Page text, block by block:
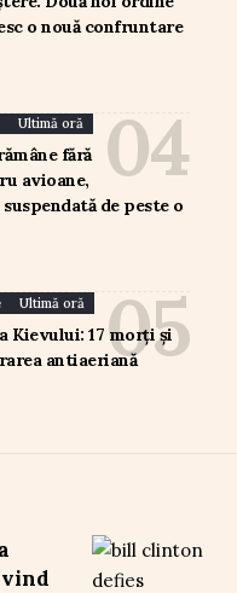
o nouă confruntare
Ultimă oră
fără
avioane,
de peste o
Ultimă oră
Kievului: 17 morți și
antiaeriană